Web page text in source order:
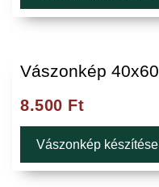
Vászonkép
8.500 Ft
Vászonkép készítése